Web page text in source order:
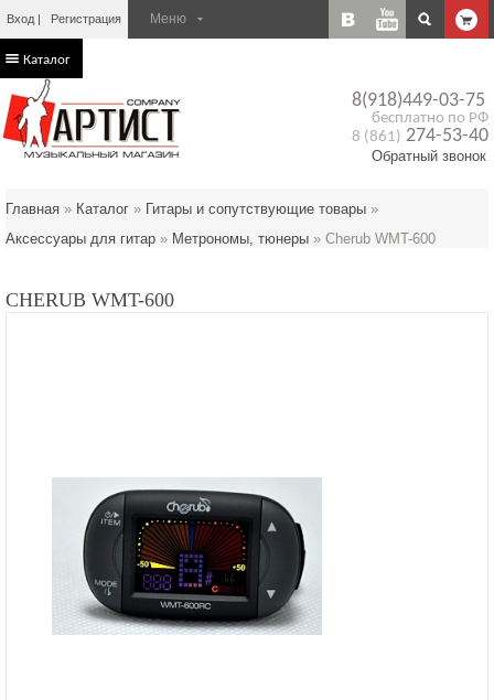
Вход Регистрация
8(918)449-03-75
бесплатно по РФ
8 (861) 274-53-40
Обратный звонок
Каталог
Главная » Каталог » Гитары и сопутствующие товары »
Аксессуары для гитар » Метрономы, тюнеры » Cherub WMT-600
CHERUB WMT-600